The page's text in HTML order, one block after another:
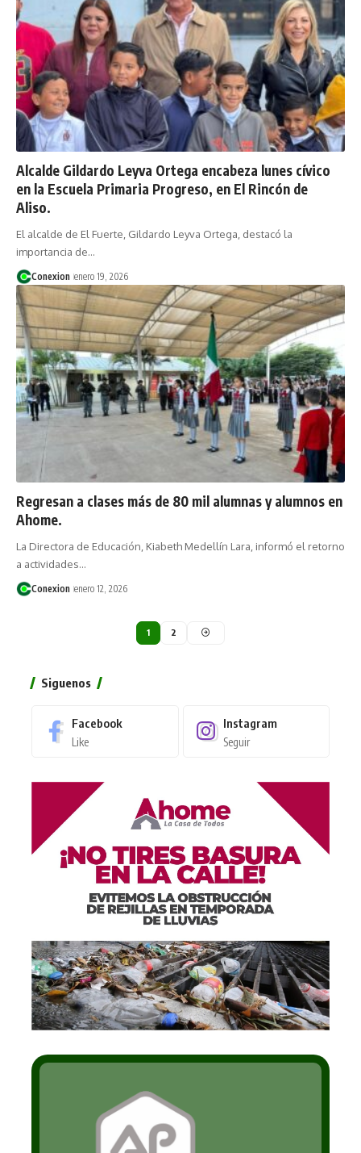
Alcalde Gildardo Leyva Ortega encabeza lunes cívico
en la Escuela Primaria Progreso, en El Rincón de
Aliso.
El alcalde de El Fuerte, Gildardo Leyva Ortega, destacó la
importancia de…
Conexion enero 19, 2026
Regresan a clases más de 80 mil alumnas y alumnos en
Ahome.
La Directora de Educación, Kiabeth Medellín Lara, informó el retorno
a actividades…
Conexion enero 12, 2026
1 2
Siguenos
Facebook
Like
Instagram
Seguir